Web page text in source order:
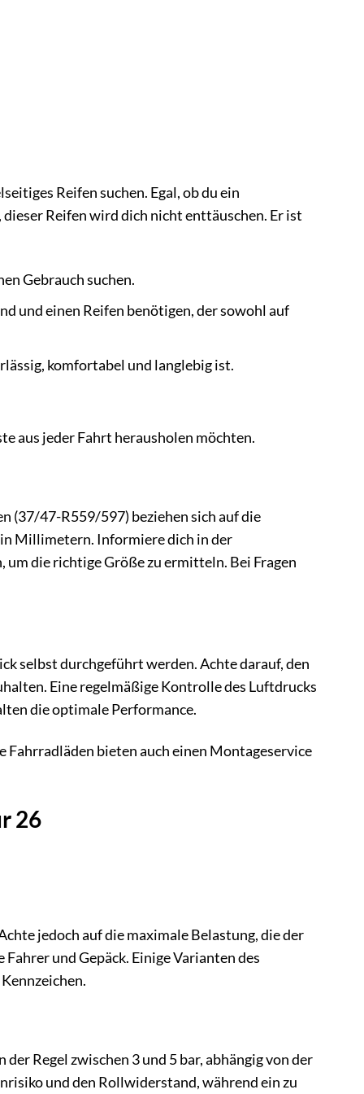
Reifen suchen. Egal, ob du ein
Reifen wird dich nicht enttäuschen. Er ist
Gebrauch suchen.
und einen Reifen benötigen, der sowohl auf
komfortabel und langlebig ist.
aus jeder Fahrt herausholen möchten.
(37/47-R559/597) beziehen sich auf die
Millimetern. Informiere dich in der
die richtige Größe zu ermitteln. Bei Fragen
selbst durchgeführt werden. Achte darauf, den
Eine regelmäßige Kontrolle des Luftdrucks
die optimale Performance.
bieten auch einen Montageservice
26
jedoch auf die maximale Belastung, die der
und Gepäck. Einige Varianten des
Regel zwischen 3 und 5 bar, abhängig von der
und den Rollwiderstand, während ein zu